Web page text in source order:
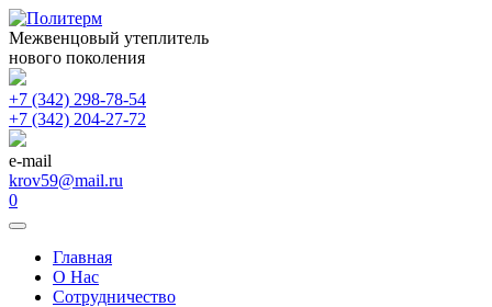
Межвенцовый утеплитель
нового поколения
+7 (342) 298-78-54
+7 (342) 204-27-72
e-mail
krov59@mail.ru
0
Главная
О Нас
Сотрудничество